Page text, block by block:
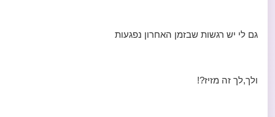
גם לי יש רגשות שבזמן האחרון נפגעות
ולך,לך זה מזיז?!